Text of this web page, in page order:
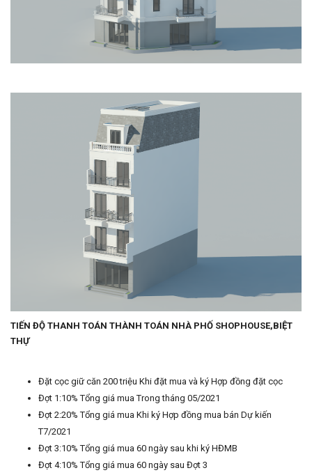
TIẾN ĐỘ THANH TOÁN THÀNH TOÁN NHÀ PHỐ SHOPHOUSE,BIỆT
THỰ
Đặt cọc giữ căn 200 triệu Khi đặt mua và ký Hợp đồng đặt cọc
Đợt 1:10% Tổng giá mua Trong tháng 05/2021
Đợt 2:20% Tổng giá mua Khi ký Hợp đồng mua bán Dự kiến
T7/2021
Đợt 3:10% Tổng giá mua 60 ngày sau khi ký HĐMB
Đợt 4:10% Tổng giá mua 60 ngày sau Đợt 3